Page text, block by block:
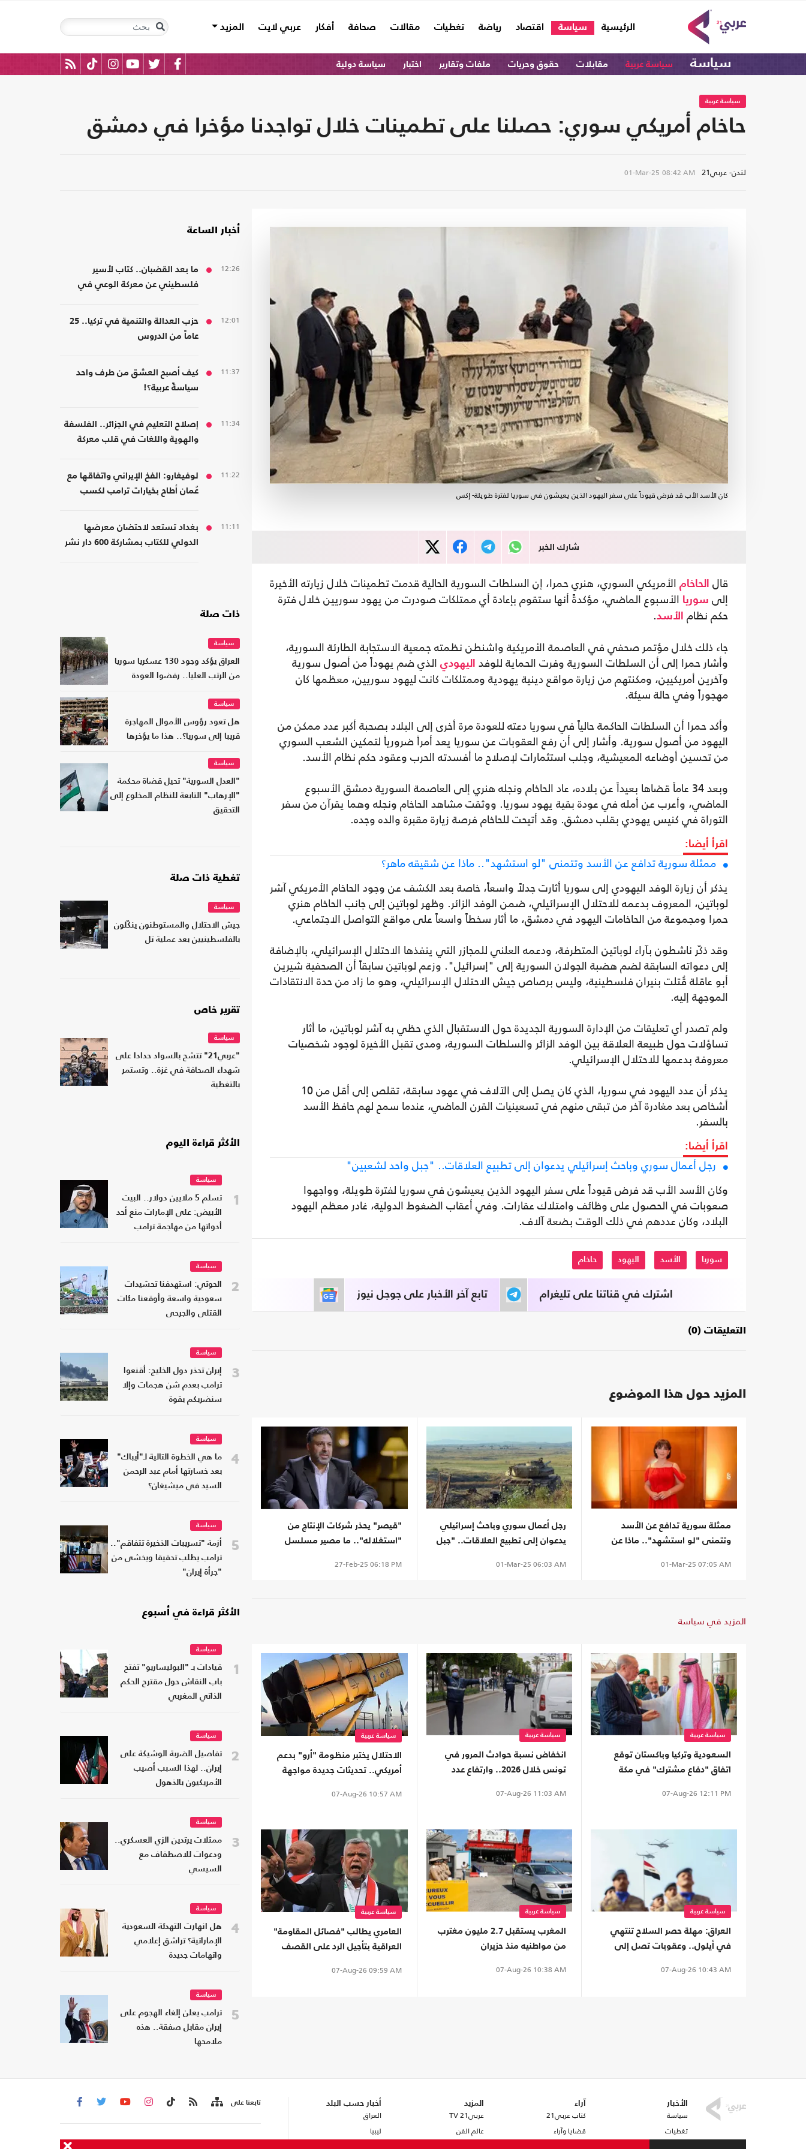
الرئيسية
(current) سياسة اقتصاد رياضة تغطيات مقالات صحافة أفكار عربي لايت المزيد
سياسة سياسة عربية مقابلات حقوق وحريات ملفات وتقارير اختبار سياسة دولية
سياسة عربية
حاخام أمريكي سوري: حصلنا على تطمينات خلال تواجدنا مؤخرا في دمشق
لندن- عربي21 01-Mar-25 08:42 AM
كان الأسد الأب قد فرض قيوداً على سفر اليهود الذين يعيشون في سوريا لفترة طويلة- إكس
شارك الخبر
قال الحاخام الأمريكي السوري، هنري حمرا، إن السلطات السورية الحالية قدمت تطمينات خلال زيارته الأخيرة
إلى سوريا الأسبوع الماضي، مؤكدةً أنها ستقوم بإعادة أي ممتلكات صودرت من يهود سوريين خلال فترة
حكم نظام
الأسد.
جاء ذلك خلال مؤتمر صحفي في العاصمة الأمريكية واشنطن نظمته جمعية الاستجابة الطارئة السورية،
وأشار حمرا إلى أن السلطات السورية وفرت الحماية للوفد
اليهودي الذي ضم يهوداً من أصول سورية
وآخرين أمريكيين، ومكنتهم من زيارة مواقع دينية يهودية وممتلكات كانت ليهود سوريين، معظمها كان
مهجوراً وفي حالة سيئة.
وأكد حمرا أن السلطات الحاكمة حالياً في سوريا دعته للعودة مرة أخرى إلى البلاد بصحبة أكبر عدد ممكن من
اليهود من أصول سورية. وأشار إلى أن رفع العقوبات عن سوريا يعد أمراً ضرورياً لتمكين الشعب السوري
من تحسين أوضاعه المعيشية، وجلب استثمارات لإصلاح ما أفسدته الحرب وعقود حكم نظام الأسد.
وبعد 34 عاماً قضاها بعيداً عن بلاده، عاد الحاخام ونجله هنري إلى العاصمة السورية دمشق الأسبوع
الماضي، وأعرب عن أمله في عودة بقية يهود سوريا. ووثقت مشاهد الحاخام ونجله وهما يقرآن من سفر
التوراة في كنيس يهودي بقلب دمشق. وقد أتيحت للحاخام فرصة زيارة مقبرة والده وجده.
اقرأ أيضا:
ممثلة سورية تدافع عن الأسد وتتمنى "لو استشهد".. ماذا عن شقيقه ماهر؟
يذكر أن زيارة الوفد اليهودي إلى سوريا أثارت جدلاً واسعاً، خاصة بعد الكشف عن وجود الحاخام الأمريكي آشر
لوباتين، المعروف بدعمه للاحتلال الإسرائيلي، ضمن الوفد الزائر. وظهر لوباتين إلى جانب الحاخام هنري
حمرا ومجموعة من الحاخامات اليهود في دمشق، ما أثار سخطاً واسعاً على مواقع التواصل الاجتماعي.
وقد ذكّر ناشطون بآراء لوباتين المتطرفة، ودعمه العلني للمجازر التي ينفذها الاحتلال الإسرائيلي، بالإضافة
إلى دعواته السابقة لضم هضبة الجولان السورية إلى "إسرائيل". وزعم لوباتين سابقاً أن الصحفية شيرين
أبو عاقلة قُتلت بنيران فلسطينية، وليس برصاص جيش الاحتلال الإسرائيلي، وهو ما زاد من حدة الانتقادات
الموجهة إليه.
ولم تصدر أي تعليقات من الإدارة السورية الجديدة حول الاستقبال الذي حظي به آشر لوباتين، ما أثار
تساؤلات حول طبيعة العلاقة بين الوفد الزائر والسلطات السورية، ومدى تقبل الأخيرة لوجود شخصيات
معروفة بدعمها للاحتلال الإسرائيلي.
يذكر أن عدد اليهود في سوريا، الذي كان يصل إلى الآلاف في عهود سابقة، تقلص إلى أقل من 10
أشخاص بعد مغادرة آخر من تبقى منهم في تسعينيات القرن الماضي، عندما سمح لهم حافظ الأسد
بالسفر.
اقرأ أيضا:
رجل أعمال سوري وباحث إسرائيلي يدعوان إلى تطبيع العلاقات.. "جبل واحد لشعبين"
وكان الأسد الأب قد فرض قيوداً على سفر اليهود الذين يعيشون في سوريا لفترة طويلة، وواجهوا
صعوبات في الحصول على وظائف وامتلاك عقارات. وفي أعقاب الضغوط الدولية، غادر معظم اليهود
البلاد، وكان عددهم في ذلك الوقت بضعة آلاف.
سوريا الأسد اليهود حاخام
تابع آخر الأخبار على جوجل نيوز اشترك في قناتنا على تليغرام
التعليقات (0)
المزيد حول هذا الموضوع
ممثلة سورية تدافع عن الأسد
وتتمنى "لو استشهد".. ماذا عن
01-Mar-25 07:05 AM
رجل أعمال سوري وباحث إسرائيلي
يدعوان إلى تطبيع العلاقات.. "جبل
01-Mar-25 06:03 AM
"قيصر" يحذر شركات الإنتاج من
"استغلاله".. ما مصير مسلسل
27-Feb-25 06:18 PM
المزيد في سياسة
سياسة عربية
السعودية وتركيا وباكستان توقع
اتفاق "دفاع مشترك" في مكة
07-Aug-26 12:11 PM
سياسة عربية
انخفاض نسبة حوادث المرور في
تونس خلال 2026.. وارتفاع عدد
07-Aug-26 11:03 AM
سياسة عربية
الاحتلال يختبر منظومة "أرو" بدعم
أمريكي.. تحديثات جديدة مواجهة
07-Aug-26 10:57 AM
سياسة عربية
العراق: مهلة حصر السلاح تنتهي
في أيلول.. وعقوبات تصل إلى
07-Aug-26 10:43 AM
سياسة عربية
المغرب يستقبل 2.7 مليون مغترب
من مواطنيه منذ حزيران
07-Aug-26 10:38 AM
سياسة عربية
العامري يطالب "فصائل المقاومة"
العراقية بتأجيل الرد على القصف
07-Aug-26 09:59 AM
أخبار الساعة
12:26
ما بعد القضبان.. كتاب لأسير
فلسطيني عن معركة الوعي في
12:01
حزب العدالة والتنمية في تركيا.. 25
عاماً من الدروس
11:37
كيف أصبح العشق من طرف واحد
سياسةً عربية؟!
11:34
إصلاح التعليم في الجزائر.. الفلسفة
والهوية واللغات في قلب معركة
11:22
لوفيغارو: الفخ الإيراني واتفاقها مع
عُمان أطاح بخيارات ترامب لكسب
11:11
بغداد تستعد لاحتضان معرضها
الدولي للكتاب بمشاركة 600 دار نشر
ذات صلة
سياسة
العراق يؤكد وجود 130 عسكريا سوريا
من الرتب العليا.. رفضوا العودة
سياسة
هل تعود رؤوس الأموال المهاجرة
قريبا إلى سوريا؟.. هذا ما يؤخرها
سياسة
"العدل السورية" تحيل قضاة محكمة
"الإرهاب" التابعة للنظام المخلوع إلى
التحقيق
تغطية ذات صلة
سياسة
جيش الاحتلال والمستوطنون ينكّلون
بالفلسطينيين بعد عملية تل
تقرير خاص
سياسة
"عربي21" تتشح بالسواد حدادا على
شهداء الصحافة في غزة.. وتستمر
بالتغطية
الأكثر قراءة اليوم
1
سياسة
تسلم 5 ملايين دولار.. البيت
الأبيض: على الإمارات منع أحد
أدواتها من مهاجمة ترامب
2
سياسة
الحوثي: استهدفنا تحشيدات
سعودية واسعة وأوقعنا مئات
القتلى والجرحى
3
سياسة
إيران تحذر دول الخليج: أقنعوا
ترامب بعدم شن هجمات وإلا
سنضربكم بقوة
4
سياسة
ما هي الخطوة التالية لـ"أيباك"
بعد خسارتها أمام عبد الرحمن
السيد في ميشيغان؟
5
سياسة
أزمة "تسريبات الذخيرة تتفاقم"..
ترامب يطلب تحقيقا ويخشى من
"جرأة إيران"
الأكثر قراءة في أسبوع
1
سياسة
قيادات بـ "البوليساريو" تفتح
باب النقاش حول مقترح الحكم
الذاتي المغربي
2
سياسة
تفاصيل الضربة الوشيكة على
إيران.. لهذا السبب أصيب
الأمريكيون بالذهول
3
سياسة
ممثلات يرتدين الزي العسكري..
ودعوات للاصطفاف مع
السيسي
4
سياسة
هل انهارت التهدئة السعودية
الإماراتية؟ تراشق إعلامي
واتهامات جديدة
5
سياسة
ترامب يعلن إلغاء الهجوم على
إيران مقابل صفقة.. هذه
ملامحها
الأخبار
سياسة
تغطيات
آراء
كتاب عربي21
قضايا وآراء
المزيد
عربي21 TV
عالم الفن
أخبار حسب البلد
العراق
ليبيا
تابعنا على
من نحن